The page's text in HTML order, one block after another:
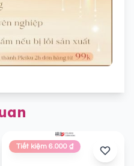
Tiết kiệm 6.000 ₫